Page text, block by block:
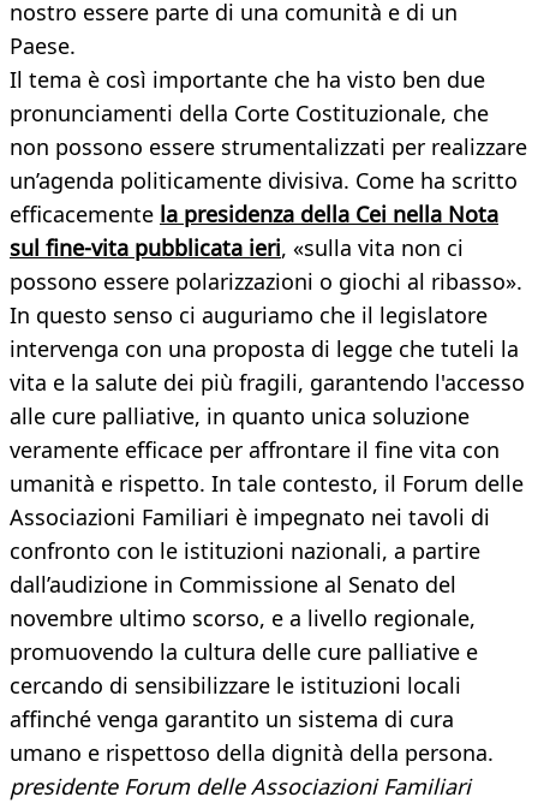
nostro essere parte di una comunità e di un
Paese.
Il tema è così importante che ha visto ben due
pronunciamenti della Corte Costituzionale, che
non possono essere strumentalizzati per realizzare
un’agenda politicamente divisiva. Come ha scritto
efficacemente la presidenza della Cei nella Nota
sul fine-vita pubblicata ieri, «sulla vita non ci
possono essere polarizzazioni o giochi al ribasso».
In questo senso ci auguriamo che il legislatore
intervenga con una proposta di legge che tuteli la
vita e la salute dei più fragili, garantendo l'accesso
alle cure palliative, in quanto unica soluzione
veramente efficace per affrontare il fine vita con
umanità e rispetto. In tale contesto, il Forum delle
Associazioni Familiari è impegnato nei tavoli di
confronto con le istituzioni nazionali, a partire
dall’audizione in Commissione al Senato del
novembre ultimo scorso, e a livello regionale,
promuovendo la cultura delle cure palliative e
cercando di sensibilizzare le istituzioni locali
affinché venga garantito un sistema di cura
umano e rispettoso della dignità della persona.
presidente Forum delle Associazioni Familiari